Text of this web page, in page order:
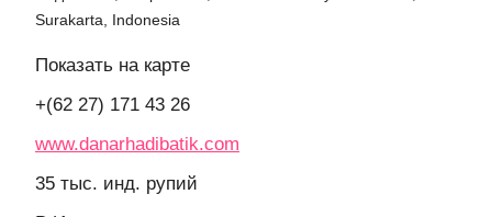
Surakarta, Indonesia
Показать на карте
+(62 27) 171 43 26
www.danarhadibatik.com
35 тыс. инд. рупий